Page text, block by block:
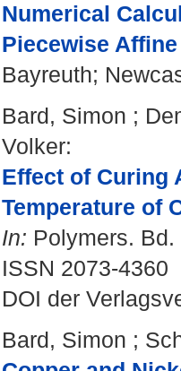
Numerical
Piecewise
Bayreuth;
Bard, Simon ;
Volker:
Effect of Curing
Temperature of
In: Polymers.
ISSN 2073-4360
DOI der
Bard, Simon ;